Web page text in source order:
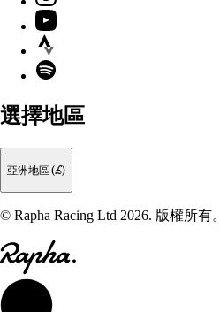
YouTube
Strava
Spotify
選擇地區
亞洲地區 (£)
© Rapha Racing Ltd 2026. 版權所有。